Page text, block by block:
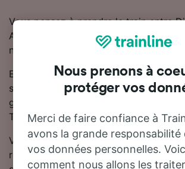
Vous pensez à prendre le train entre
Alicante ? Vous trouverez ici toutes les
nécessaires.
En général, il faut compter 19 heures
se rendre de Dijon à Terminal Alicante
généralement 5 trains trains par jour
Terminal Alicante.
Vous devrez effectuer 3
rendre à Terminal Alicante, car il n'y a
Nous prenons à
protéger vos
Merci de faire confiance à
avons la grande responsabilité
vos données personnelles.
comment nous allons les